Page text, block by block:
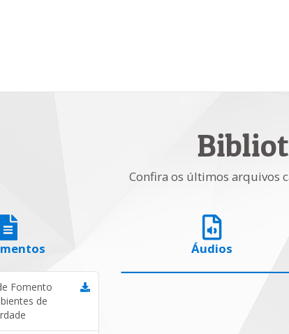
Confira os últimos arquivos
Fomento
de
Áudios